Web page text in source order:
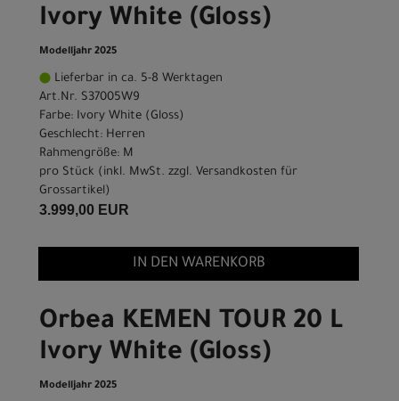
Ivory White (Gloss)
Modelljahr 2025
Lieferbar in ca. 5-8 Werktagen
Art.Nr. S37005W9
Farbe: Ivory White (Gloss)
Geschlecht: Herren
Rahmengröße: M
pro Stück (inkl. MwSt. zzgl. Versandkosten für
Grossartikel )
3.999,00 EUR
IN DEN WARENKORB
Orbea KEMEN TOUR 20 L
Ivory White (Gloss)
Modelljahr 2025